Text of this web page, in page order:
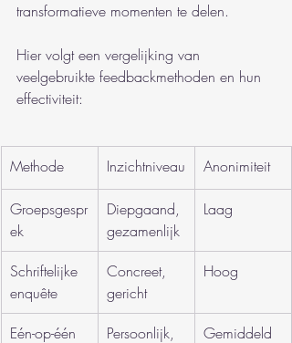
transformatieve momenten te delen.
Hier volgt een vergelijking van
veelgebruikte feedbackmethoden en hun
effectiviteit:
Methode Inzichtniveau Anonimiteit
Groepsgespr
ek
Diepgaand,
gezamenlijk
Laag
Schriftelijke
enquête
Concreet,
gericht
Hoog
Eén-op-één
Persoonlijk,
Gemiddeld